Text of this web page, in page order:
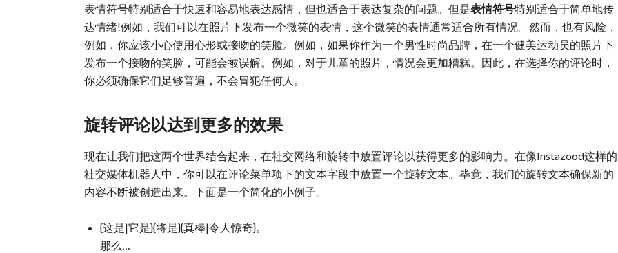
表情符号特别适合于快速和容易地表达感情，但也适合于表达复杂的问题。但是表情符号特别适合于简单地传
达情绪!例如，我们可以在照片下发布一个微笑的表情，这个微笑的表情通常适合所有情况。然而，也有风险，
例如，你应该小心使用心形或接吻的笑脸。例如，如果你作为一个男性时尚品牌，在一个健美运动员的照片下
发布一个接吻的笑脸，可能会被误解。例如，对于儿童的照片，情况会更加糟糕。因此，在选择你的评论时，
你必须确保它们足够普遍，不会冒犯任何人。
旋转评论以达到更多的效果
现在让我们把这两个世界结合起来，在社交网络和旋转中放置评论以获得更多的影响力。在像Instazood这样的
社交媒体机器人中，你可以在评论菜单项下的文本字段中放置一个旋转文本。毕竟，我们的旋转文本确保新的
内容不断被创造出来。下面是一个简化的小例子。
{这是|它是}{将是}{真棒|令人惊奇}。
那么…